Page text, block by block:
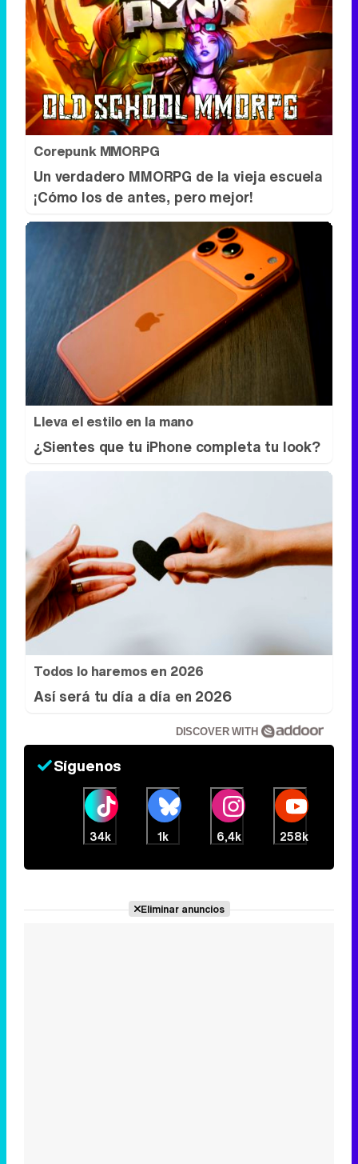
Corepunk MMORPG
Un verdadero MMORPG de la vieja escuela
¡Cómo los de antes, pero mejor!
Lleva el estilo en la mano
¿Sientes que tu iPhone completa tu look?
Todos lo haremos en 2026
Así será tu día a día en 2026
DISCOVER WITH
Síguenos
34k 1k 6,4k 258k
Eliminar anuncios